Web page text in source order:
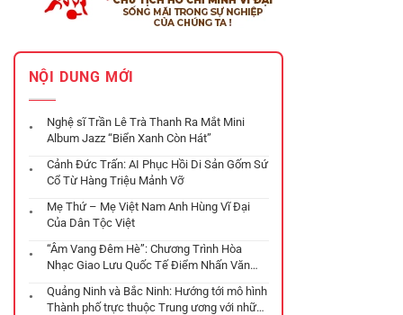
NỘI DUNG MỚI
Nghệ sĩ Trần Lê Trà Thanh Ra Mắt Mini
Album Jazz “Biển Xanh Còn Hát”
Cảnh Đức Trấn: AI Phục Hồi Di Sản Gốm Sứ
Cổ Từ Hàng Triệu Mảnh Vỡ
Mẹ Thứ – Mẹ Việt Nam Anh Hùng Vĩ Đại
Của Dân Tộc Việt
“Âm Vang Đêm Hè”: Chương Trình Hòa
Nhạc Giao Lưu Quốc Tế Điểm Nhấn Văn
Quảng Ninh và Bắc Ninh: Hướng tới mô hình
Thành phố trực thuộc Trung ương với những